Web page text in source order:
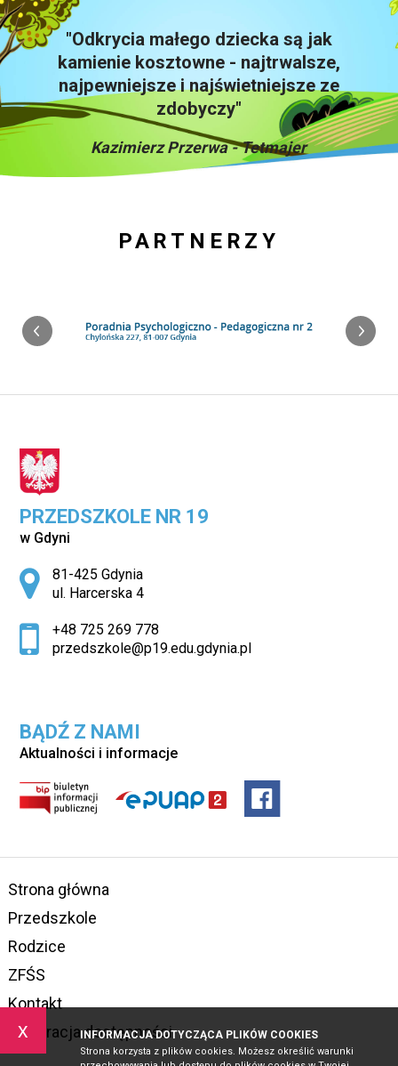
x INFORMACJA DOTYCZĄCA PLIKÓW COOKIES
Strona korzysta z plików cookies. Możesz określić warunki
"Odkrycia małego dziecka są jak
kamienie kosztowne - najtrwalsze,
najpewniejsze i najświetniejsze ze
zdobyczy"
Kazimierz Przerwa - Tetmajer
PARTNERZY
PRZEDSZKOLE NR 19
w Gdyni
Adres pocztowy:
81-425 Gdynia
ul. Harcerska 4
+48 725 269 778
przedszkole@p19.edu.gdynia.pl
BĄDŹ Z NAMI
Aktualności i informacje
Strona główna
Przedszkole
Rodzice
ZFŚS
Kontakt
Deklaracja dostępności